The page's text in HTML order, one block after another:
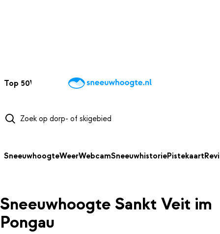
Top 50Webcams WintersportweerKaarten
SneeuwhoogteWeerWebcamSneeuwhistoriePistekaart
Sneeuwhoogte Sankt Veit im
Pongau